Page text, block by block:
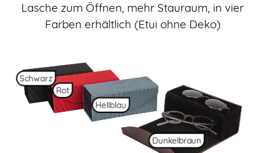
Lasche zum Öffnen, mehr Stauraum, in vier
Farben erhältlich (Etui ohne Deko)
Schwarz
Rot
Hellblau
Dunkelbraun